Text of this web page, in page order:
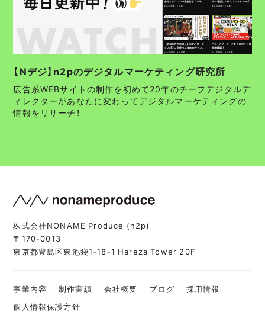
【Nデジ】n2pのデジタルマーケティング研究所
広告系WEBサイトの制作を初めて20年のチーフデジタルデ
ィレクターがあなたに変わってデジタルマーケティングの
情報をリサーチ！
株式会社NONAME Produce (n2p)
〒170-0013
東京都豊島区東池袋1-18-1 Hareza Tower 20F
事業内容 制作実績 会社概要 ブログ
採用情報
個人情報保護方針